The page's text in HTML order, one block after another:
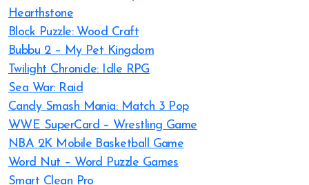
Hearthstone
Block Puzzle: Wood Craft
Bubbu 2 – My Pet Kingdom
Twilight Chronicle: Idle RPG
Sea War: Raid
Candy Smash Mania: Match 3 Pop
WWE SuperCard – Wrestling Game
NBA 2K Mobile Basketball Game
Word Nut – Word Puzzle Games
Smart Clean Pro